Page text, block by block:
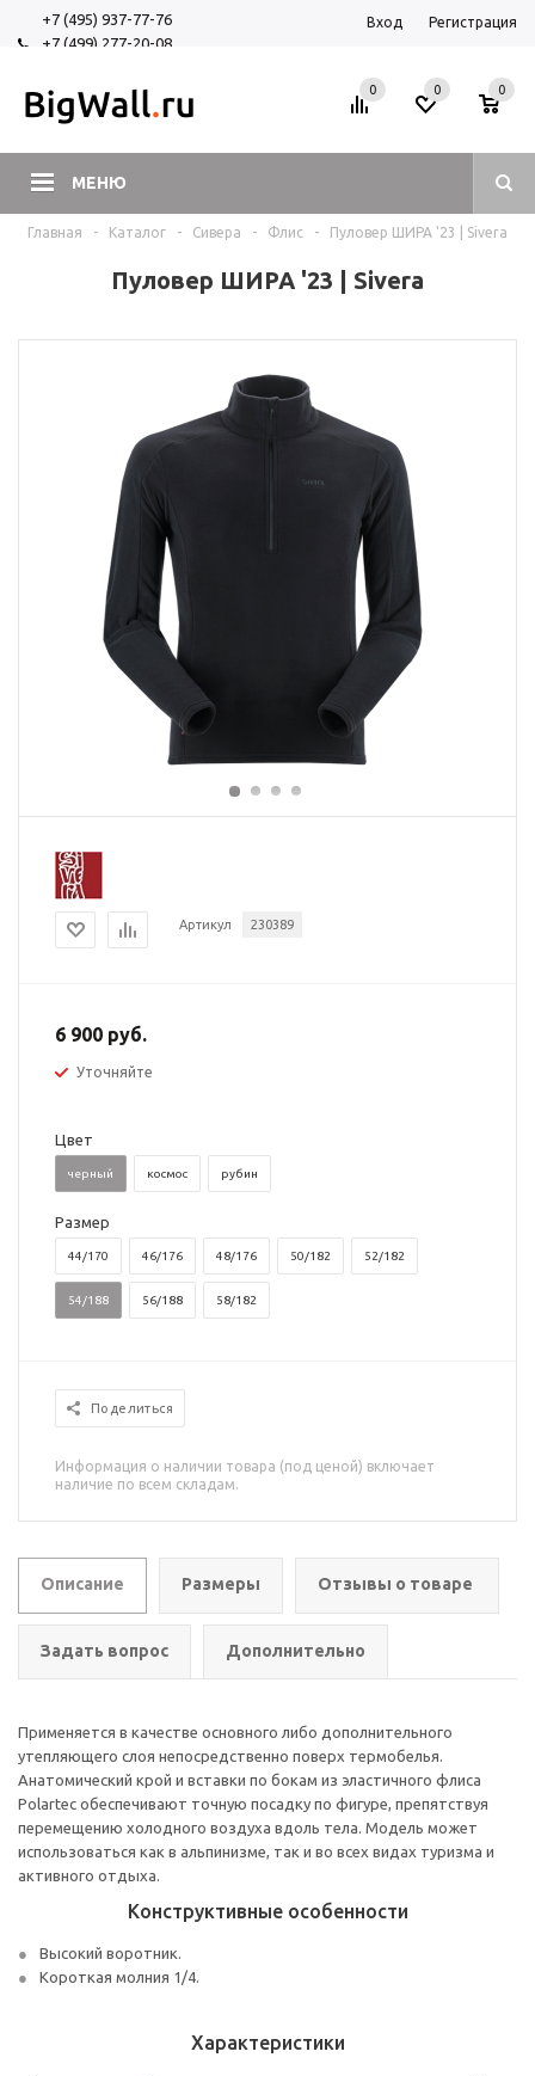
+7 (495) 937-77-76
+7 (499) 277-20-08
Вход Регистрация
МЕНЮ
0 0
0
Главная - Каталог - Сивера - Флис - Пуловер ШИРА '23 | Sivera
Пуловер ШИРА '23 | Sivera
Артикул 230389
6 900 руб.
Уточняйте
Цвет
черный космос рубин
Размер
44/170 46/176 48/176 50/182 52/182
54/188 56/188 58/182
Поделиться
Информация о наличии товара (под ценой) включает
наличие по всем складам.
Описание Размеры Отзывы о товаре
Задать вопрос Дополнительно
Применяется в качестве основного либо дополнительного
утепляющего слоя непосредственно поверх термобелья.
Анатомический крой и вставки по бокам из эластичного флиса
Polartec обеспечивают точную посадку по фигуре, препятствуя
перемещению холодного воздуха вдоль тела. Модель может
использоваться как в альпинизме, так и во всех видах туризма и
активного отдыха.
Конструктивные особенности
Высокий воротник.
Короткая молния 1/4.
Характеристики